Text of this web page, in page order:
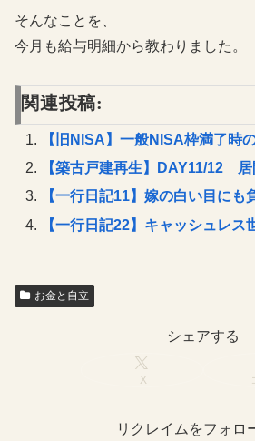
そんなことを、
今月も給与明細から教わりました。
関連投稿:
【旧NISA】一般NISA枠満了時
【築古戸建再生】DAY11/12
【一行日記11】嫁の白い目にも
【一行日記22】キャッシュレス
お金と自立
シェアする
X
リクレイムをフォロ